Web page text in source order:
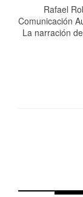
Rafael
Comunicación
La narración